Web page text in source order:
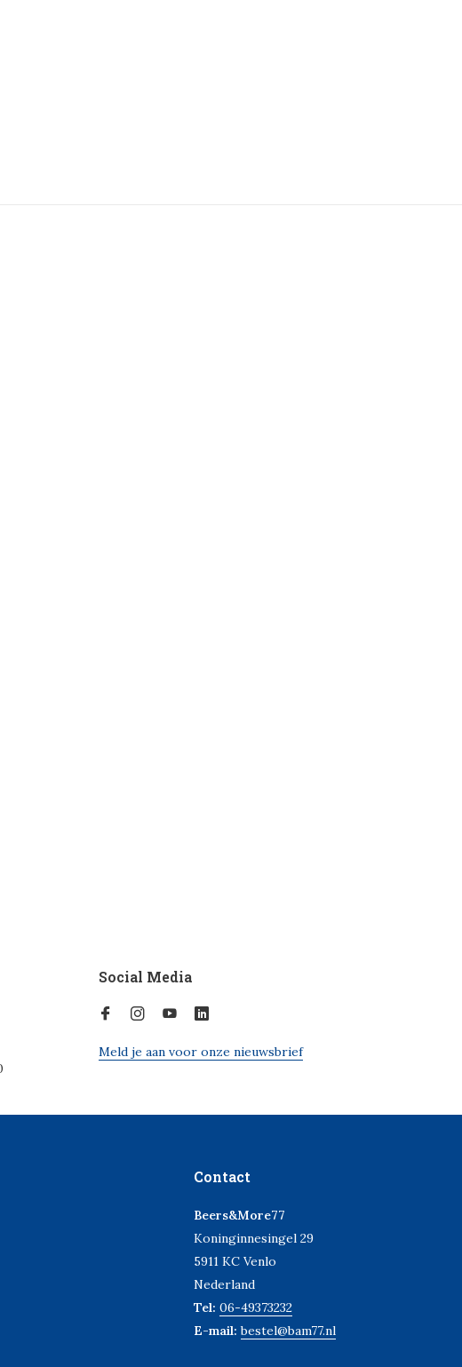
Social Media
Meld je aan voor onze nieuwsbrief
Contact
Beers&More77
Koninginnesingel 29
5911 KC Venlo
Nederland
Tel: 06-49373232
E-mail:bestel@bam77.nl